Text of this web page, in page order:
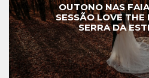
OUTONO NAS
SESSÃO LOVE THE
SERRA DA